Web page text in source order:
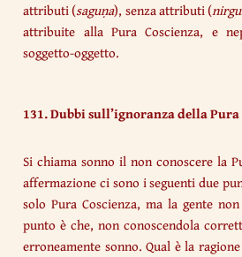
attributi (saguṇa), senza attributi (
attribuite alla Pura Coscienza, e
soggetto-oggetto.
131. Dubbi sull’ignoranza della Pura
Si chiama sonno il non conoscere la
affermazione ci sono i seguenti due
solo Pura Coscienza, ma la gente
punto è che, non conoscendola
erroneamente sonno. Qual è la